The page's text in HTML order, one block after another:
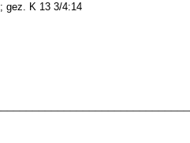
; gez. K 13 3/4:14